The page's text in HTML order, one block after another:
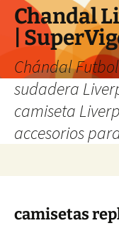
Chandal
|
Chándal
sudadera
camiseta
accesorios
camisetas